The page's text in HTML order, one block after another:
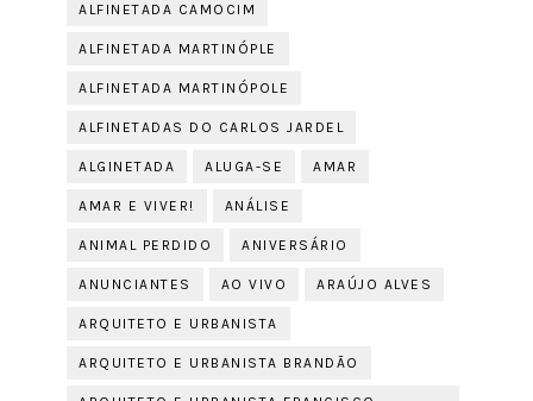
ALFINETADA CAMOCIM
ALFINETADA MARTINÓPLE
ALFINETADA MARTINÓPOLE
ALFINETADAS DO CARLOS JARDEL
ALGINETADA ALUGA-SE AMAR
AMAR E VIVER! ANÁLISE
ANIMAL PERDIDO ANIVERSÁRIO
ANUNCIANTES AO VIVO ARAÚJO ALVES
ARQUITETO E URBANISTA
ARQUITETO E URBANISTA BRANDÃO